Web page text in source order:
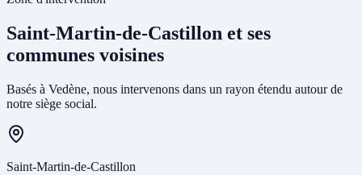
Saint-Martin-de-Castillon et ses
communes voisines
Basés à Vedène, nous intervenons dans un rayon étendu autour de
notre siège social.
Saint-Martin-de-Castillon